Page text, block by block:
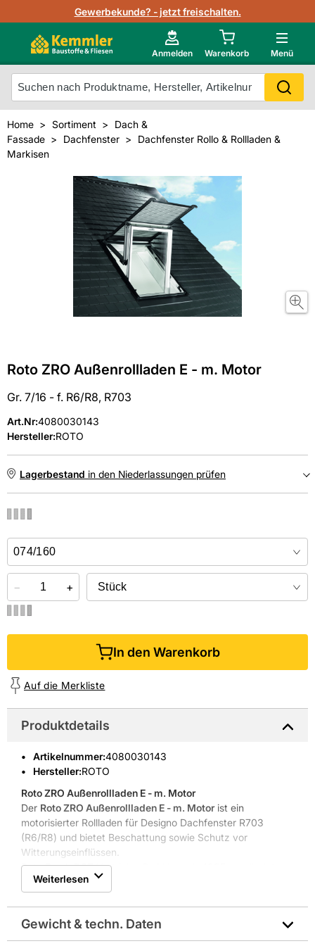
Gewerbekunde? - jetzt freischalten.
Anmelden Warenkorb Menü
Lagerbestand in Echtzeit
Nutzerverwaltung
Photovoltaik Konfigurator
Projektlisten
Technische Daten & Merkblätter
Neu im Onlineshop?
Mein Konto
Meistverkaufte Produkte
Kunden kauften auch
Unsere Kemmler-Marke
Home Sortiment
Dach &
Fassade
Dachfenster
Dachfenster Rollo & Rollladen &
Markisen
Roto ZRO Außenrollladen E - m. Motor
Gr. 7/16 - f. R6/R8, R703
Art.Nr:4080030143
Hersteller:ROTO
Lagerbestand in den Niederlassungen prüfen
Online kaufen &
− +
In den Warenkorb
Auf die Merkliste
Produktdetails
Artikelnummer:4080030143
Hersteller:ROTO
Roto ZRO Außenrollladen E - m. Motor
Der Roto ZRO Außenrollladen E - m. Motorist ein
motorisierter Rollladen für Designo Dachfenster R703
(R6/R8) und bietet Beschattung sowie Schutz vor
Witterungseinflüssen.
Roto Frank DST Vertriebs-GmbH wurde 1935 gegründet
und hat seinen Sitz in Bad Mergentheim. Die Marke ROTO
steht für Erfahrung in Fenster- und Türtechnik.
Motorisierte Bedienung für einfachen Einsatz
Passgenau für Designo R703 R6/R8 Fenster
Außenbauweise für Witterungsschutz
Weiterlesen
Gewicht & techn. Daten